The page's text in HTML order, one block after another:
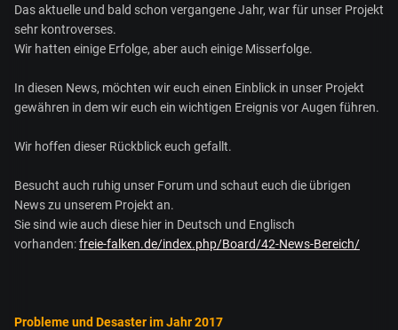
Das aktuelle und bald schon vergangene Jahr, war für unser Projekt
sehr kontroverses.
Wir hatten einige Erfolge, aber auch einige Misserfolge.
In diesen News, möchten wir euch einen Einblick in unser Projekt
gewähren in dem wir euch ein wichtigen Ereignis vor Augen führen.
Wir hoffen dieser Rückblick euch gefallt.
Besucht auch ruhig unser Forum und schaut euch die übrigen
News zu unserem Projekt an.
Sie sind wie auch diese hier in Deutsch und Englisch
vorhanden:freie-falken.de/index.php/Board/42-News-Bereich/
Probleme und Desaster im Jahr 2017